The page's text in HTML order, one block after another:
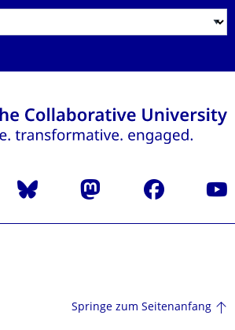
Bluesky Mastodon Facebook
Springe zum Seitenanfang